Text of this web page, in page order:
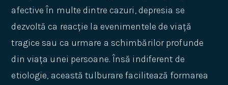
afective În multe dintre cazuri, depresia se
dezvoltă ca reacție la evenimentele de viață
tragice sau ca urmare a schimbărilor profunde
din viața unei persoane. Însă indiferent de
etiologie, această tulburare facilitează formarea